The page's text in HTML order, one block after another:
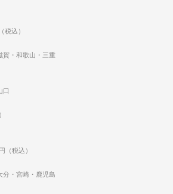
税込）
賀・和歌山・三重
口
（税込）
分・宮崎・鹿児島